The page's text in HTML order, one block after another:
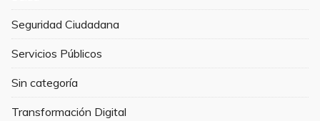
Seguridad Ciudadana
Servicios Públicos
Sin categoría
Transformación Digital